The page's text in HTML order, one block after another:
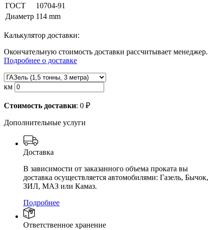
ГОСТ
10704-91
Диаметр 114 mm
Калькулятор доставки:
Окончательную стоимость доставки рассчитывает менеджер.
Подробнее о доставке
км
Стоимость доставки: 0 ₽
Дополнительные услуги
Доставка
В зависимости от заказанного объема проката вы
доставка осуществляется автомобилями: Газель, Бычок,
ЗИЛ, МАЗ или Камаз.
Подробнее
Ответственное хранение